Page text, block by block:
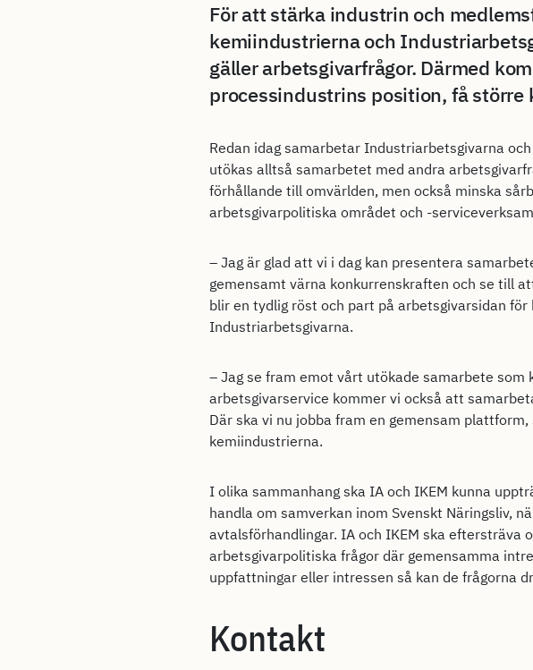
För att stärka industrin och
kemiindustrierna och
gäller arbetsgivarfrågor. Därmed
processindustrins position, få större
Redan idag samarbetar Industriarbetsgivarna och
utökas alltså samarbetet med andra
förhållande till omvärlden, men också minska
arbetsgivarpolitiska området och -
– Jag är glad att vi i dag kan presentera
gemensamt värna konkurrenskraften och se till
blir en tydlig röst och part på arbetsgivarsidan
Industriarbetsgivarna.
– Jag se fram emot vårt utökade samarbete
arbetsgivarservice kommer vi också att
Där ska vi nu jobba fram en gemensam
kemiindustrierna.
I olika sammanhang ska IA och IKEM kunna
handla om samverkan inom Svenskt Näringsliv,
avtalsförhandlingar. IA och IKEM ska eftersträva
arbetsgivarpolitiska frågor där gemensamma
uppfattningar eller intressen så kan de frågorna
Kontakt